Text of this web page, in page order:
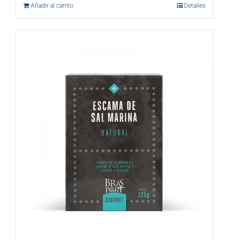
Añadir al carrito Detalles